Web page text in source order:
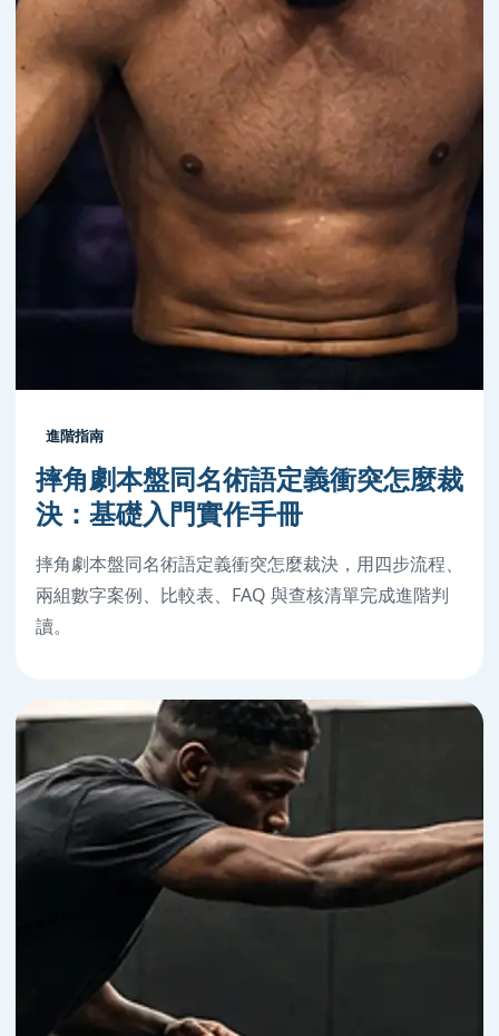
進階指南
摔角劇本盤同名術語定義衝突怎麼裁
決：基礎入門實作手冊
摔角劇本盤同名術語定義衝突怎麼裁決，用四步流程、
兩組數字案例、比較表、FAQ 與查核清單完成進階判
讀。